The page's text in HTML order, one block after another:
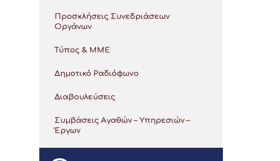
Προσκλήσεις Συνεδριάσεων
Οργάνων
Τύπος & ΜΜΕ
Δημοτικό Ραδιόφωνο
Διαβουλεύσεις
Συμβάσεις Αγαθών – Υπηρεσιών –
Έργων